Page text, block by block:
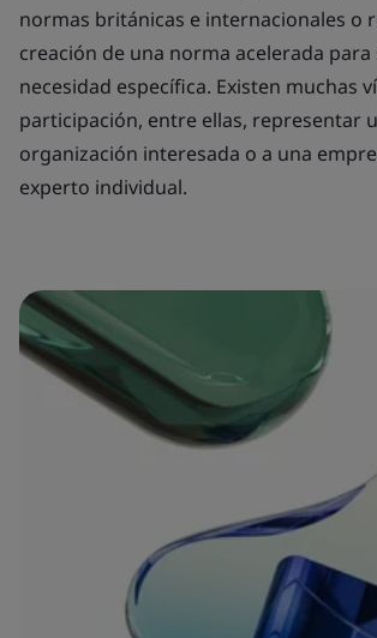
normas británicas e internacionales o
creación de una norma acelerada
necesidad específica. Existen muchas
participación, entre ellas, representar
organización interesada o a una
experto individual.